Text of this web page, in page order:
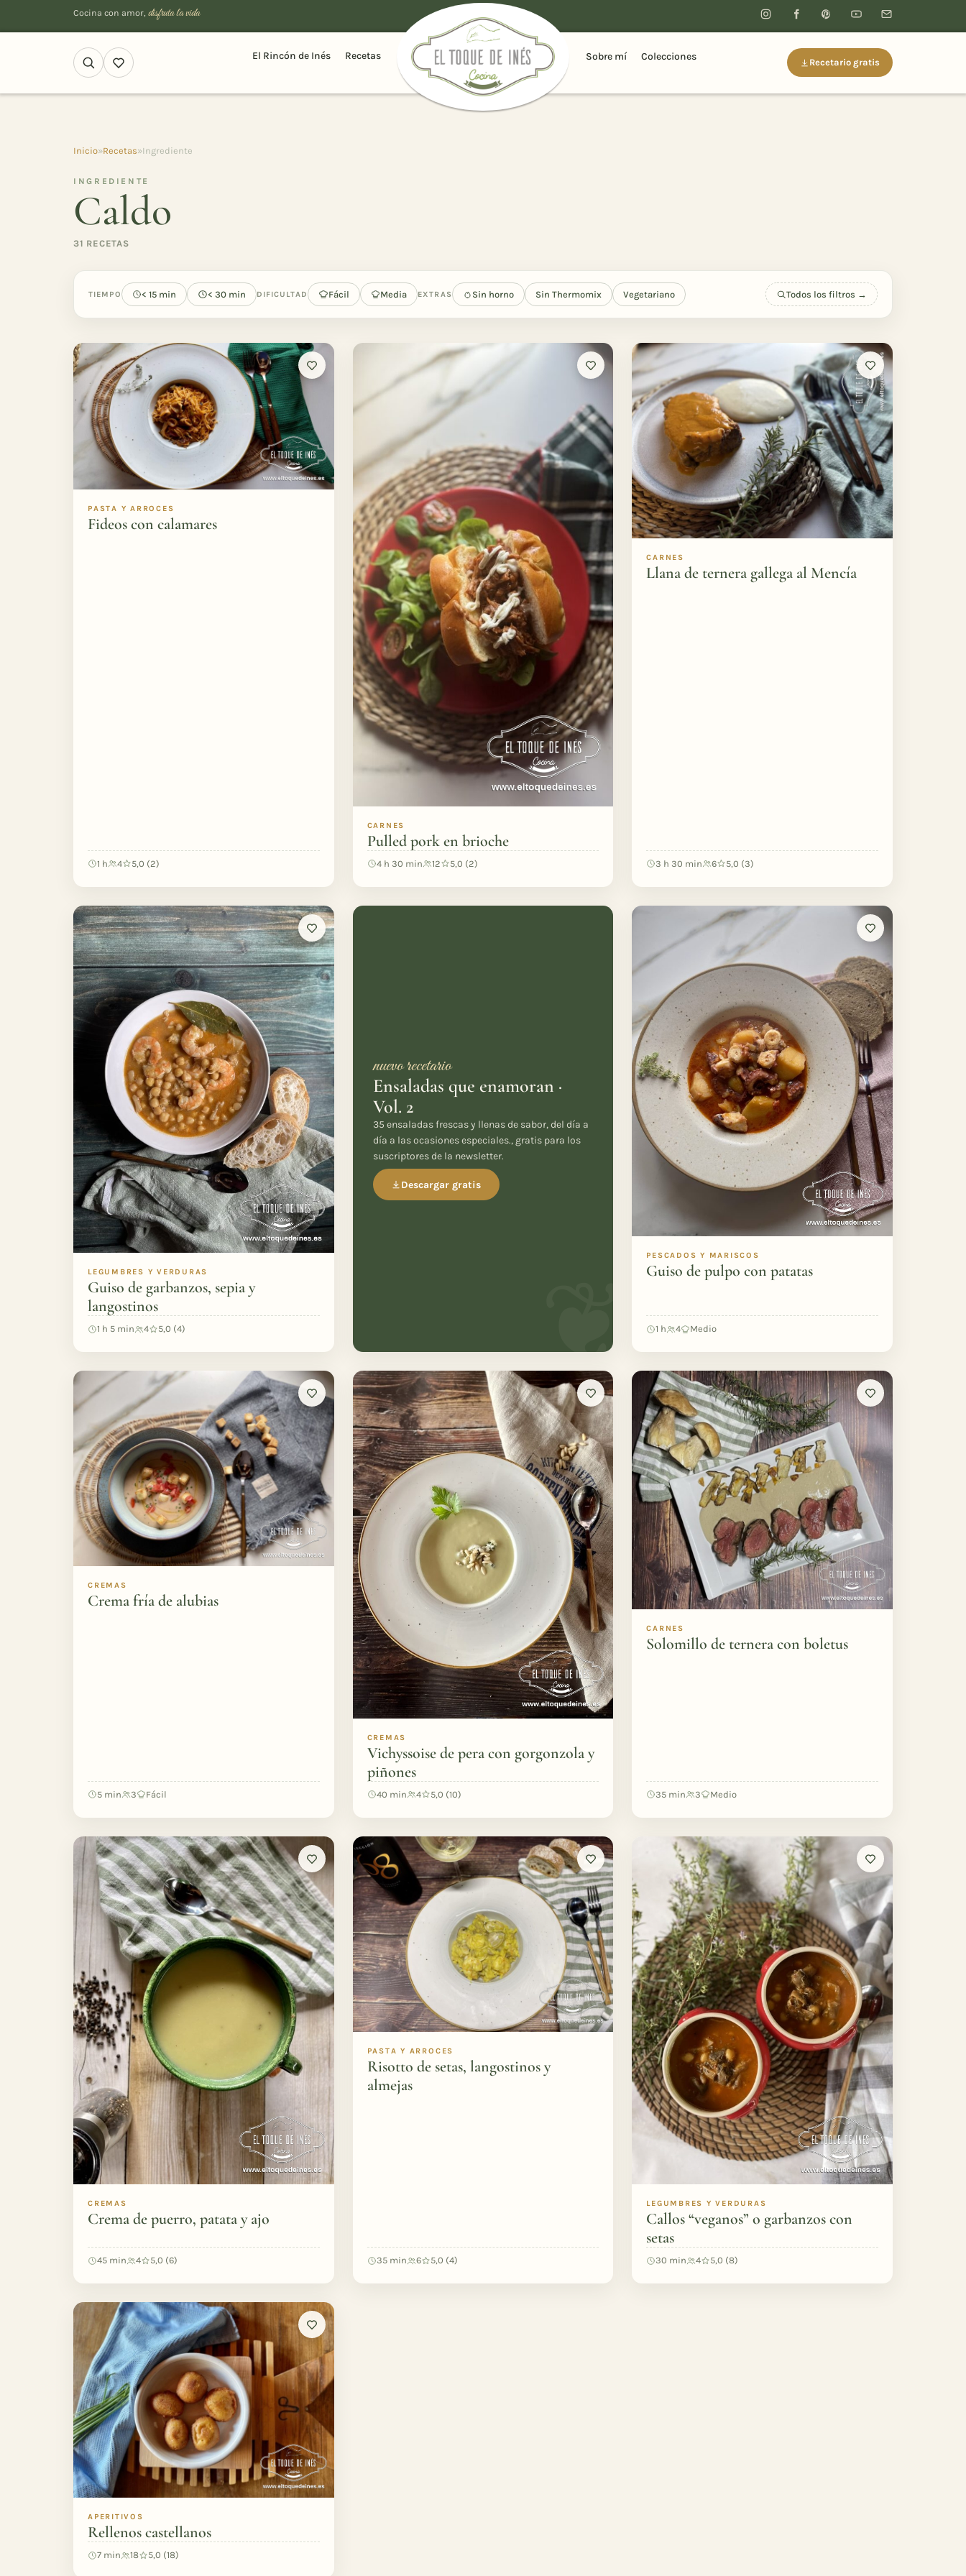
Cocina con amor, disfruta la vida
El Rincón de Inés Recetas Sobre mí Colecciones Recetario gratis
Inicio»Recetas»Ingrediente
INGREDIENTE
Caldo
31 RECETAS
TIEMPO < 15 min < 30 min DIFICULTAD Fácil Media EXTRAS Sin horno Sin Thermomix Vegetariano Todos los filtros →
PASTA Y ARROCES
Fideos con calamares
1 h 4 5,0 (2)
CARNES
Pulled pork en brioche
4 h 30 min 12 5,0 (2)
CARNES
Llana de ternera gallega al Mencía
3 h 30 min 6 5,0 (3)
LEGUMBRES Y VERDURAS
Guiso de garbanzos, sepia y
langostinos
1 h 5 min 4 5,0 (4)
nuevo recetario
Ensaladas que enamoran ·
Vol. 2
35 ensaladas frescas y llenas de sabor, del día a
día a las ocasiones especiales., gratis para los
suscriptores de la newsletter.
Descargar gratis
PESCADOS Y MARISCOS
Guiso de pulpo con patatas
1 h 4 Medio
CREMAS
Crema fría de alubias
5 min 3 Fácil
CREMAS
Vichyssoise de pera con gorgonzola y
piñones
40 min 4 5,0 (10)
CARNES
Solomillo de ternera con boletus
35 min 3 Medio
CREMAS
Crema de puerro, patata y ajo
45 min 4 5,0 (6)
PASTA Y ARROCES
Risotto de setas, langostinos y
almejas
35 min 6 5,0 (4)
LEGUMBRES Y VERDURAS
Callos “veganos” o garbanzos con
setas
30 min 4 5,0 (8)
APERITIVOS
Rellenos castellanos
7 min 18 5,0 (18)